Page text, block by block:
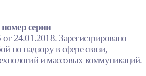
серии
24.01.2018. Зарегистрировано
по надзору в сфере связи,
и массовых коммуникаций.